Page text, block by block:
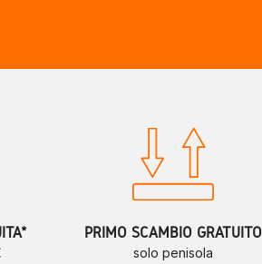
PRIMO SCAMBIO GRATUITO
solo penisola